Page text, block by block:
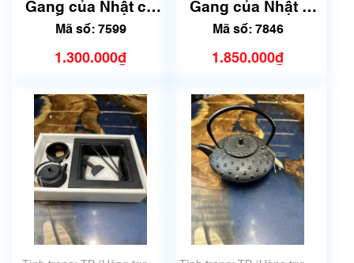
Gang của Nhật có
đế | Dung tích
số 7599
Mã số: 7599
1.300.000₫
Gang của Nhật |
Dung tích 250ml -
Mã số: 7846
1.850.000₫